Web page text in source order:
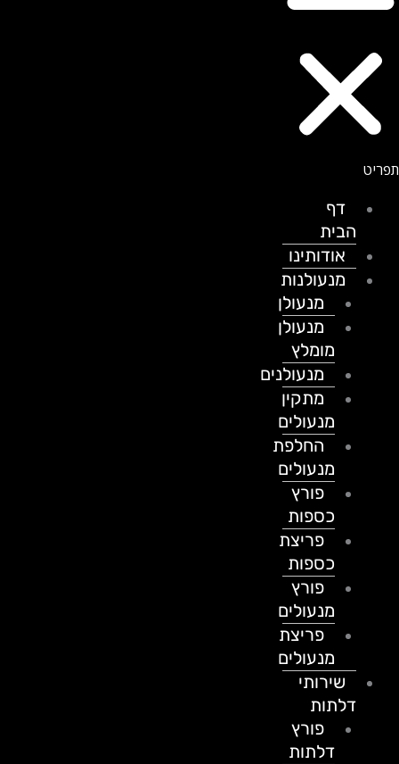
דף
הבית
אודותינו
מנעולנות
מנעולן
מנעולן
מומלץ
מנעולנים
מתקין
מנעולים
החלפת
מנעולים
פורץ
כספות
פריצת
כספות
פורץ
מנעולים
פריצת
מנעולים
שירותי
דלתות
פורץ
דלתות